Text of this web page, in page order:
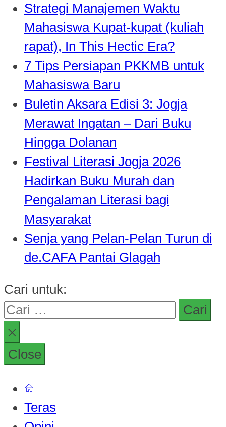
Strategi Manajemen Waktu
Mahasiswa Kupat-kupat (kuliah
rapat), In This Hectic Era?
7 Tips Persiapan PKKMB untuk
Mahasiswa Baru
Buletin Aksara Edisi 3: Jogja
Merawat Ingatan – Dari Buku
Hingga Dolanan
Festival Literasi Jogja 2026
Hadirkan Buku Murah dan
Pengalaman Literasi bagi
Masyarakat
Senja yang Pelan-Pelan Turun di
de.CAFA Pantai Glagah
Cari untuk:
Close
Teras